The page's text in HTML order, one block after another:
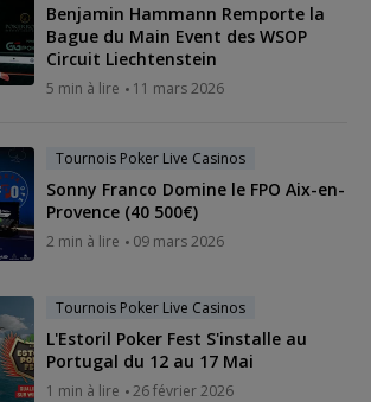
Benjamin Hammann Remporte la
Bague du Main Event des WSOP
Circuit Liechtenstein
5 min à lire 11 mars 2026
Tournois Poker Live Casinos
Sonny Franco Domine le FPO Aix-en-
Provence (40 500€)
2 min à lire 09 mars 2026
Tournois Poker Live Casinos
L'Estoril Poker Fest S'installe au
Portugal du 12 au 17 Mai
1 min à lire 26 février 2026